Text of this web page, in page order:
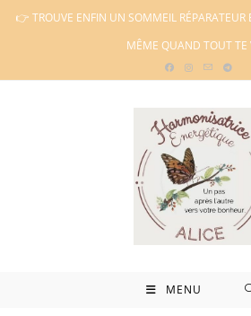
Skip👉 TROUVE ENFIN UN SOMMEIL RÉPARATEUR
MÊME QUAND TOUT TE
MENU